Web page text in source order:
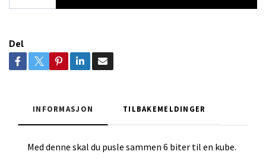
Del
INFORMASJON TILBAKEMELDINGER
Med denne skal du pusle sammen 6 biter til en kube.